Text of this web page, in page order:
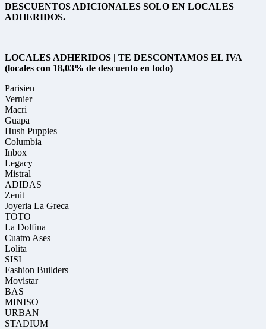
DESCUENTOS ADICIONALES SOLO EN LOCALES
ADHERIDOS.
LOCALES ADHERIDOS | TE DESCONTAMOS EL IVA
(locales con 18,03% de descuento en todo)
Parisien
Vernier
Macri
Guapa
Hush Puppies
Columbia
Inbox
Legacy
Mistral
ADIDAS
Zenit
Joyeria La Greca
TOTO
La Dolfina
Cuatro Ases
Lolita
SISI
Fashion Builders
Movistar
BAS
MINISO
URBAN
STADIUM